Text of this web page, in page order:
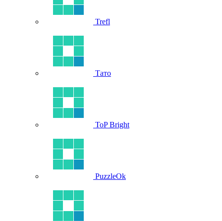
Trefl
Тато
ToP Bright
PuzzleOk